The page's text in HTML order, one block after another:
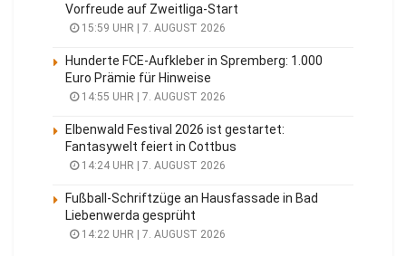
Vorfreude auf Zweitliga-Start
15:59 UHR | 7. AUGUST 2026
Hunderte FCE-Aufkleber in Spremberg: 1.000
Euro Prämie für Hinweise
14:55 UHR | 7. AUGUST 2026
Elbenwald Festival 2026 ist gestartet:
Fantasywelt feiert in Cottbus
14:24 UHR | 7. AUGUST 2026
Fußball-Schriftzüge an Hausfassade in Bad
Liebenwerda gesprüht
14:22 UHR | 7. AUGUST 2026